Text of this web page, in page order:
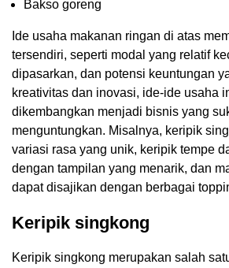
Bakso goreng
Ide usaha makanan ringan di atas
tersendiri, seperti modal yang relatif
dipasarkan, dan potensi keuntungan
kreativitas dan inovasi, ide-ide usaha
dikembangkan menjadi bisnis yang
menguntungkan. Misalnya, keripik
variasi rasa yang unik, keripik tempe
dengan tampilan yang menarik, dan
dapat disajikan dengan berbagai
Keripik singkong
Keripik singkong merupakan salah